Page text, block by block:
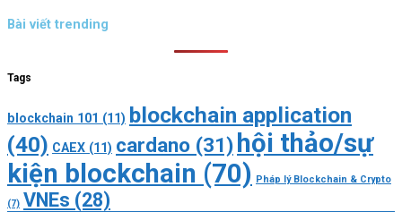
Bài viết trending
Tags
blockchain 101 (11) blockchain application
(40) CAEX (11) cardano (31)hội thảo/sự
kiện blockchain (70) Pháp lý Blockchain & Crypto
(7) VNEs (28)